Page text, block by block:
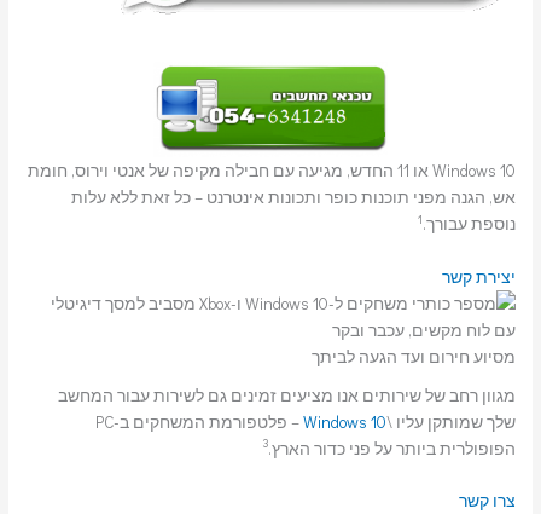
Windows 10 או 11 החדש, מגיעה עם חבילה מקיפה של אנטי וירוס, חומת
אש, הגנה מפני תוכנות כופר ותכונות אינטרנט – כל זאת ללא עלות
נוספת עבורך.1
יצירת קשר
מסיוע חירום ועד הגעה לביתך
מגוון רחב של שירותים אנו מציעים זמינים גם לשירות עבור המחשב
שלך שמותקן עליו \Windows 10
– פלטפורמת המשחקים ב-PC
הפופולרית ביותר על פני כדור הארץ.3
צרו קשר